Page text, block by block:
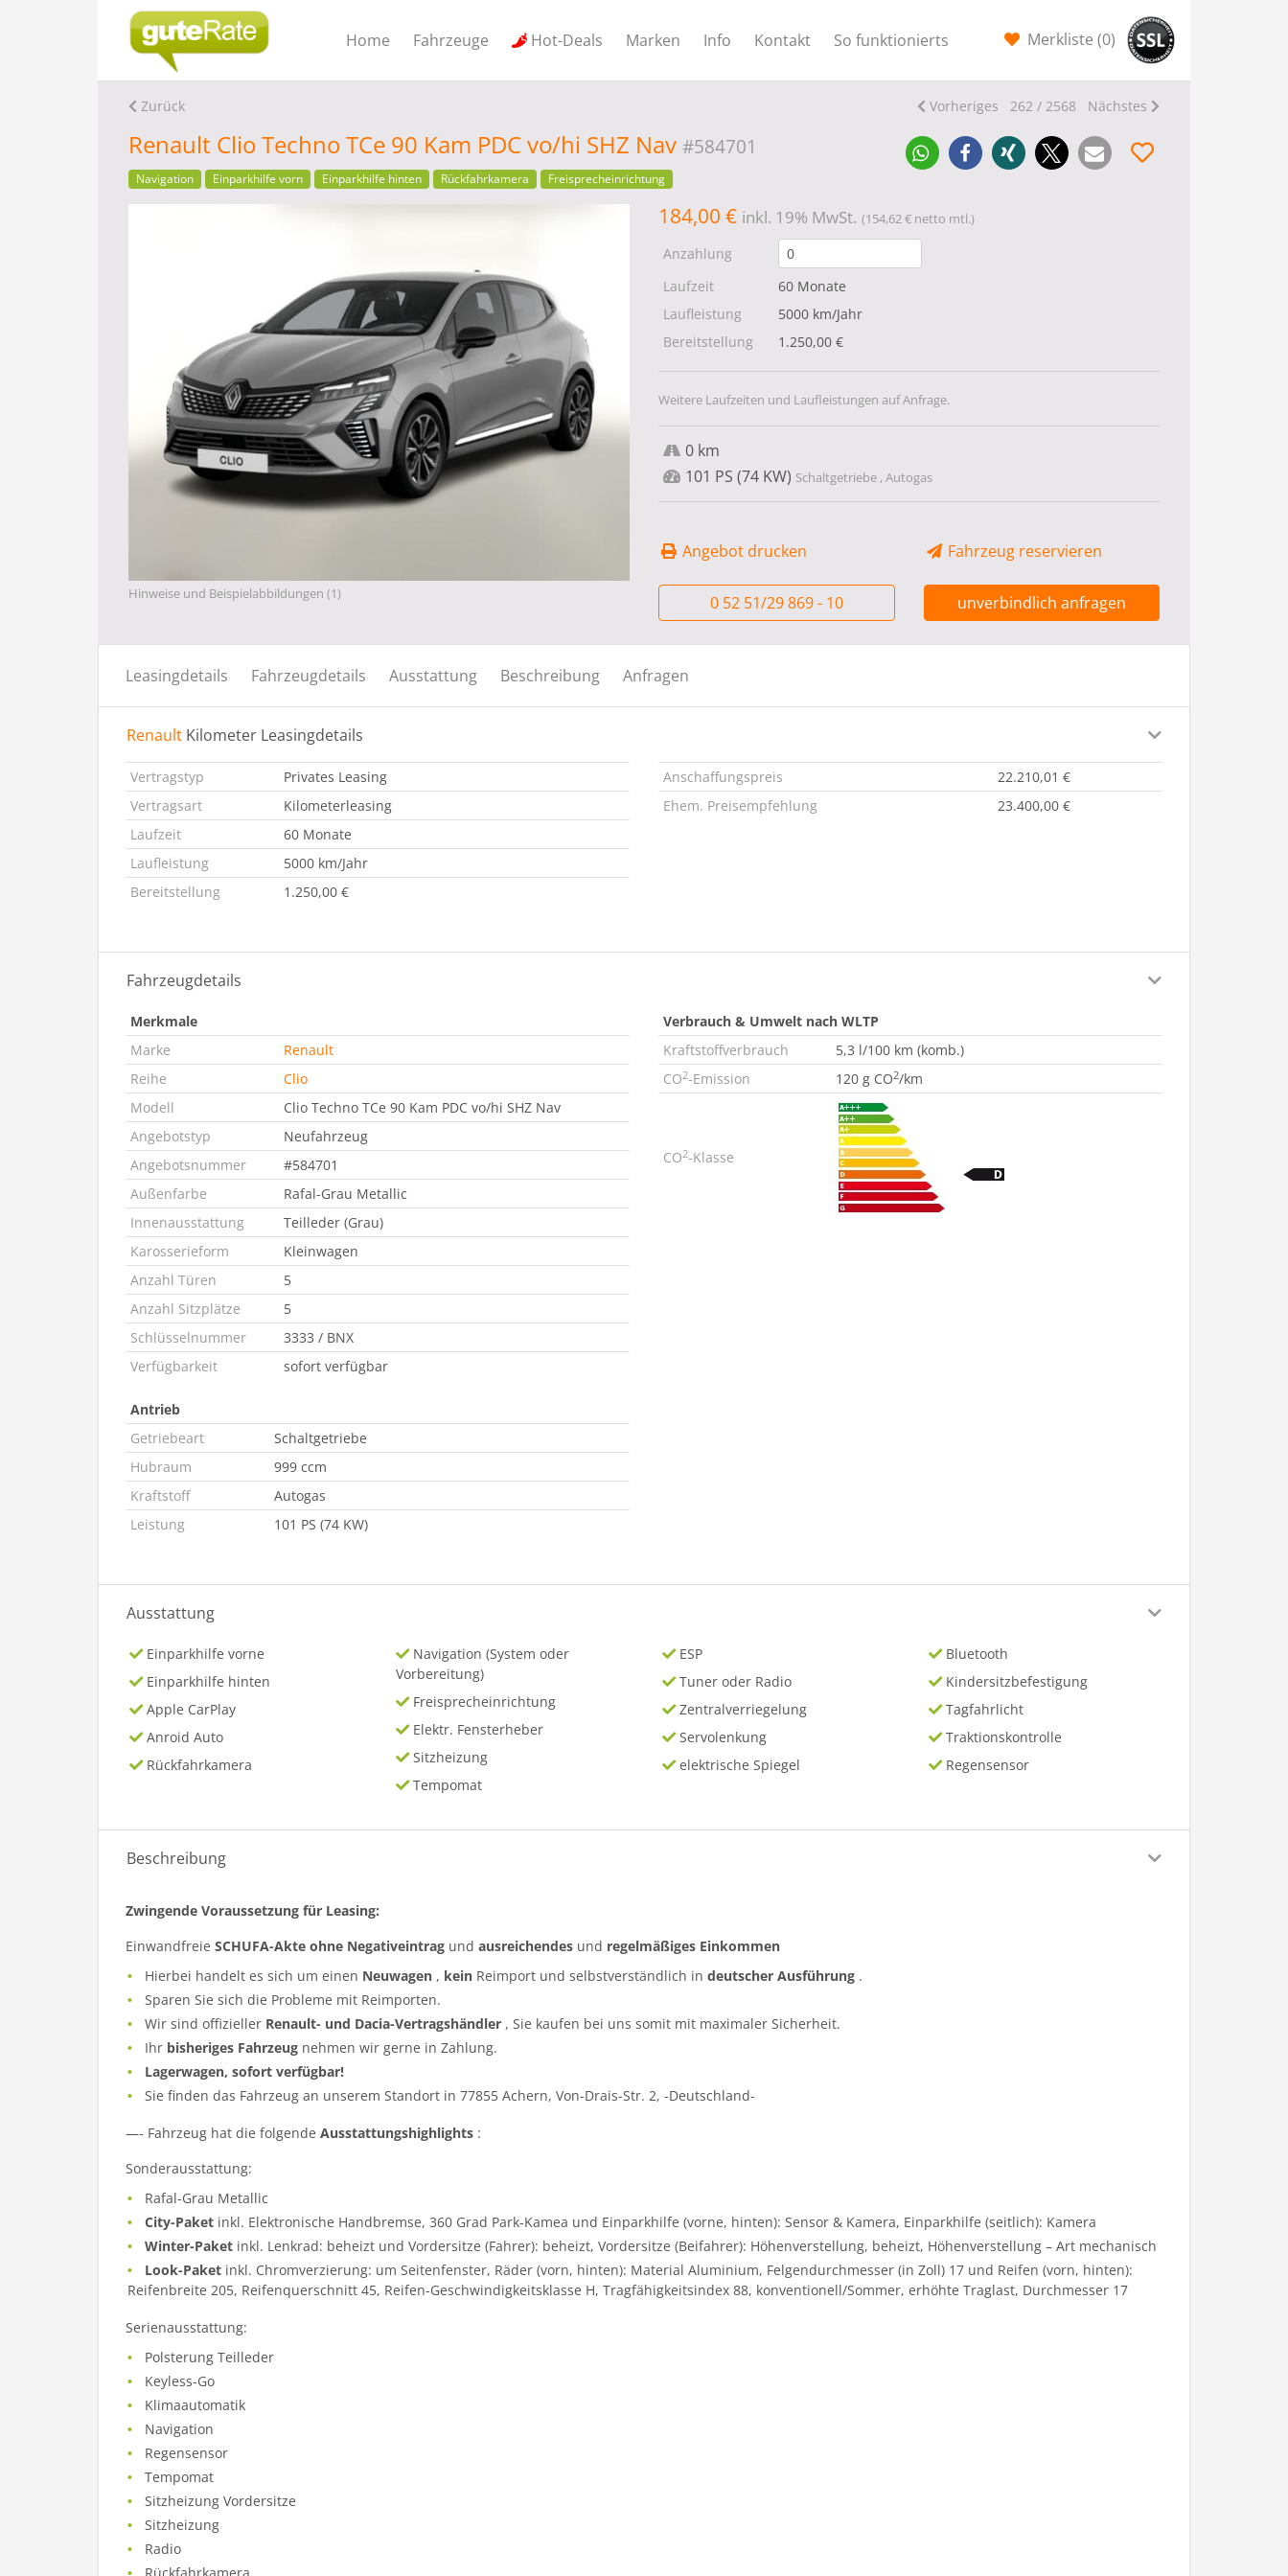
Home Fahrzeuge Hot-Deals Marken Info Kontakt So funktionierts Merkliste (0)
Zurück Vorheriges 262 / 2568 Nächstes
Renault Clio Techno TCe 90 Kam PDC vo/hi SHZ Nav #584701
Navigation Einparkhilfe vorn Einparkhilfe hinten Rückfahrkamera Freisprecheinrichtung
Hinweise und Beispielabbildungen (1)
184,00 € inkl. 19% MwSt. (154,62 € netto mtl.)
Anzahlung
Laufzeit
60 Monate
Laufleistung
5000 km/Jahr
Bereitstellung
1.250,00 €
Weitere Laufzeiten und Laufleistungen auf Anfrage.
0 km
101 PS (74 KW) Schaltgetriebe , Autogas
Angebot drucken Fahrzeug reservieren
0 52 51/29 869 - 10 unverbindlich anfragen
Leasingdetails Fahrzeugdetails Ausstattung Beschreibung Anfragen
Renault Kilometer Leasingdetails
Vertragstyp
Privates Leasing
Vertragsart
Kilometerleasing
Laufzeit
60 Monate
Laufleistung
5000 km/Jahr
Bereitstellung
1.250,00 €
Anschaffungspreis
22.210,01 €
Ehem. Preisempfehlung
23.400,00 €
Fahrzeugdetails
Merkmale
Marke
Renault
Reihe
Clio
Modell
Clio Techno TCe 90 Kam PDC vo/hi SHZ Nav
Angebotstyp
Neufahrzeug
Angebotsnummer
#584701
Außenfarbe
Rafal-Grau Metallic
Innenausstattung
Teilleder (Grau)
Karosserieform
Kleinwagen
Anzahl Türen
5
Anzahl Sitzplätze
5
Schlüsselnummer
3333 / BNX
Verfügbarkeit
sofort verfügbar
Antrieb
Getriebeart
Schaltgetriebe
Hubraum
999 ccm
Kraftstoff
Autogas
Leistung
101 PS (74 KW)
Verbrauch & Umwelt nach WLTP
Kraftstoffverbrauch
5,3 l/100 km (komb.)
CO2-Emission 120 g CO2/km
CO2-Klasse
Ausstattung
Einparkhilfe vorne
Einparkhilfe hinten
Apple CarPlay
Anroid Auto
Rückfahrkamera
Navigation (System oder
Vorbereitung)
Freisprecheinrichtung
Elektr. Fensterheber
Sitzheizung
Tempomat
ESP
Tuner oder Radio
Zentralverriegelung
Servolenkung
elektrische Spiegel
Bluetooth
Kindersitzbefestigung
Tagfahrlicht
Traktionskontrolle
Regensensor
Beschreibung
Zwingende Voraussetzung für Leasing:
Einwandfreie SCHUFA-Akte ohne Negativeintrag und ausreichendes und regelmäßiges Einkommen
Hierbei handelt es sich um einen Neuwagen , kein Reimport und selbstverständlich indeutscher Ausführung .
Sparen Sie sich die Probleme mit Reimporten.
Wir sind offizieller Renault- und Dacia-Vertragshändler , Sie kaufen bei uns somit mit maximaler Sicherheit.
Ihr bisheriges Fahrzeug nehmen wir gerne in Zahlung.
Lagerwagen, sofort verfügbar!
Sie finden das Fahrzeug an unserem Standort in 77855 Achern, Von-Drais-Str. 2, -Deutschland-
—- Fahrzeug hat die folgende Ausstattungshighlights :
Sonderausstattung:
Rafal-Grau Metallic
City-Paket inkl. Elektronische Handbremse, 360 Grad Park-Kamea und Einparkhilfe (vorne, hinten): Sensor & Kamera, Einparkhilfe (seitlich): Kamera
Winter-Paket inkl. Lenkrad: beheizt und Vordersitze (Fahrer): beheizt, Vordersitze (Beifahrer): Höhenverstellung, beheizt, Höhenverstellung – Art mechanisch
Look-Paket inkl. Chromverzierung: um Seitenfenster, Räder (vorn, hinten): Material Aluminium, Felgendurchmesser (in Zoll) 17 und Reifen (vorn, hinten):
Reifenbreite 205, Reifenquerschnitt 45, Reifen-Geschwindigkeitsklasse H, Tragfähigkeitsindex 88, konventionell/Sommer, erhöhte Traglast, Durchmesser 17
Serienausstattung:
Polsterung Teilleder
Keyless-Go
Klimaautomatik
Navigation
Regensensor
Tempomat
Sitzheizung Vordersitze
Sitzheizung
Radio